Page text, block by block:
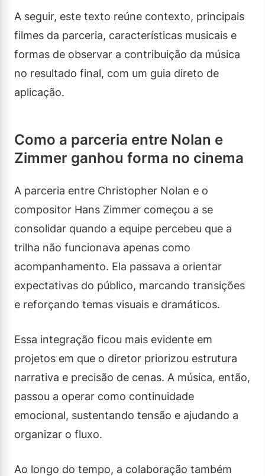
A seguir, este texto reúne contexto, principais
filmes da parceria, características musicais e
formas de observar a contribuição da música
no resultado final, com um guia direto de
aplicação.
Como a parceria entre Nolan e
Zimmer ganhou forma no cinema
A parceria entre Christopher Nolan e o
compositor Hans Zimmer começou a se
consolidar quando a equipe percebeu que a
trilha não funcionava apenas como
acompanhamento. Ela passava a orientar
expectativas do público, marcando transições
e reforçando temas visuais e dramáticos.
Essa integração ficou mais evidente em
projetos em que o diretor priorizou estrutura
narrativa e precisão de cenas. A música, então,
passou a operar como continuidade
emocional, sustentando tensão e ajudando a
organizar o fluxo.
Ao longo do tempo, a colaboração também